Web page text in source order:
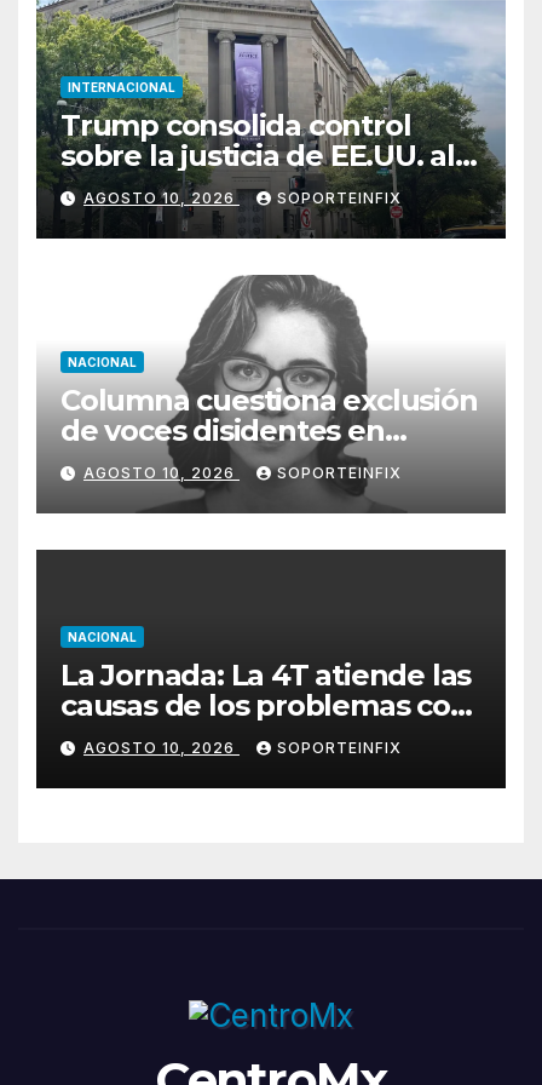
INTERNACIONAL
Trump consolida control
sobre la justicia de EE.UU. al
nombrar a Todd Blanche
fiscal general
AGOSTO 10, 2026 SOPORTEINFIX
NACIONAL
Columna cuestiona exclusión
de voces disidentes en
debate sobre fracking
AGOSTO 10, 2026 SOPORTEINFIX
NACIONAL
La Jornada: La 4T atiende las
causas de los problemas con
nuevos valores
AGOSTO 10, 2026 SOPORTEINFIX